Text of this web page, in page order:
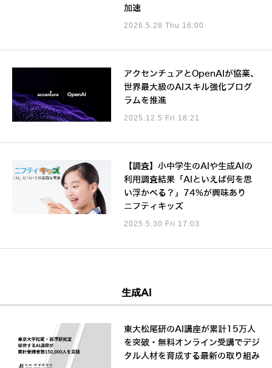
加速
2026.5.28 Thu 16:00
アクセンチュアとOpenAIが協業、
世界最大級のAIスキル強化プログ
ラムを推進
2025.12.5 Fri 18:21
【調査】小中学生のAIや生成AIの
利用調査結果「AIといえば何を思
い浮かべる？」74%が興味あり
ニフティキッズ
2025.5.30 Fri 17:03
生成AI
東大松尾研のAI講座が累計15万人
を突破・無料オンライン受講でデジ
タル人材を育成する最新の取り組み